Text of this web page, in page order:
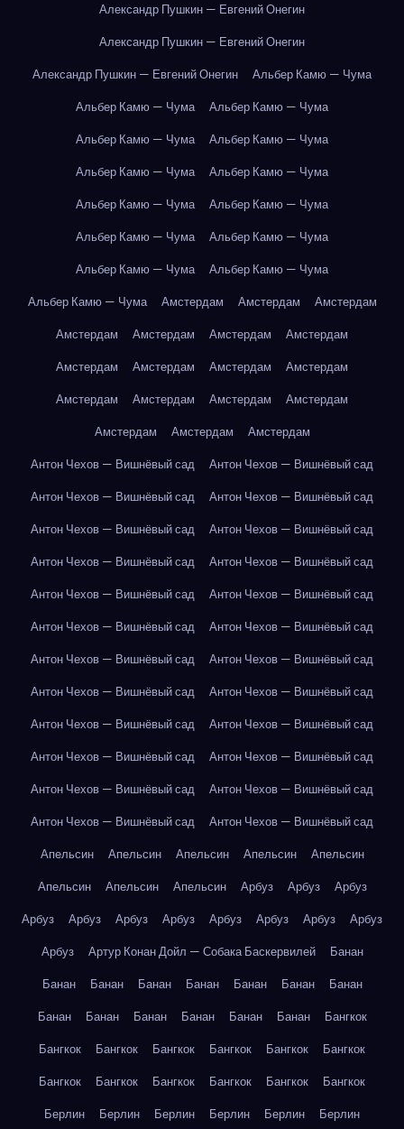
Александр Пушкин — Евгений Онегин
Александр Пушкин — Евгений Онегин
Александр Пушкин — Евгений Онегин
Альбер Камю — Чума
Альбер Камю — Чума
Альбер Камю — Чума
Альбер Камю — Чума
Альбер Камю — Чума
Альбер Камю — Чума
Альбер Камю — Чума
Альбер Камю — Чума
Альбер Камю — Чума
Альбер Камю — Чума
Альбер Камю — Чума
Альбер Камю — Чума
Альбер Камю — Чума
Альбер Камю — Чума
Амстердам Амстердам
Амстердам
Амстердам
Амстердам Амстердам
Амстердам
Амстердам
Амстердам Амстердам
Амстердам
Амстердам
Амстердам Амстердам
Амстердам
Амстердам
Амстердам
Амстердам
Антон Чехов — Вишнёвый сад
Антон Чехов — Вишнёвый сад
Антон Чехов — Вишнёвый сад
Антон Чехов — Вишнёвый сад
Антон Чехов — Вишнёвый сад
Антон Чехов — Вишнёвый сад
Антон Чехов — Вишнёвый сад
Антон Чехов — Вишнёвый сад
Антон Чехов — Вишнёвый сад
Антон Чехов — Вишнёвый сад
Антон Чехов — Вишнёвый сад
Антон Чехов — Вишнёвый сад
Антон Чехов — Вишнёвый сад
Антон Чехов — Вишнёвый сад
Антон Чехов — Вишнёвый сад
Антон Чехов — Вишнёвый сад
Антон Чехов — Вишнёвый сад
Антон Чехов — Вишнёвый сад
Антон Чехов — Вишнёвый сад
Антон Чехов — Вишнёвый сад
Антон Чехов — Вишнёвый сад
Антон Чехов — Вишнёвый сад
Антон Чехов — Вишнёвый сад
Антон Чехов — Вишнёвый сад
Апельсин
Апельсин Апельсин Апельсин
Апельсин
Апельсин
Апельсин Апельсин Арбуз Арбуз
Арбуз
Арбуз
Арбуз Арбуз Арбуз Арбуз Арбуз Арбуз
Арбуз
Арбуз
Артур Конан Дойл — Собака Баскервилей
Банан
Банан
Банан Банан Банан Банан Банан
Банан
Банан
Банан Банан Банан Банан Банан
Бангкок
Бангкок
Бангкок Бангкок Бангкок Бангкок
Бангкок
Бангкок
Бангкок Бангкок Бангкок Бангкок
Бангкок
Берлин
Берлин Берлин Берлин Берлин Берлин